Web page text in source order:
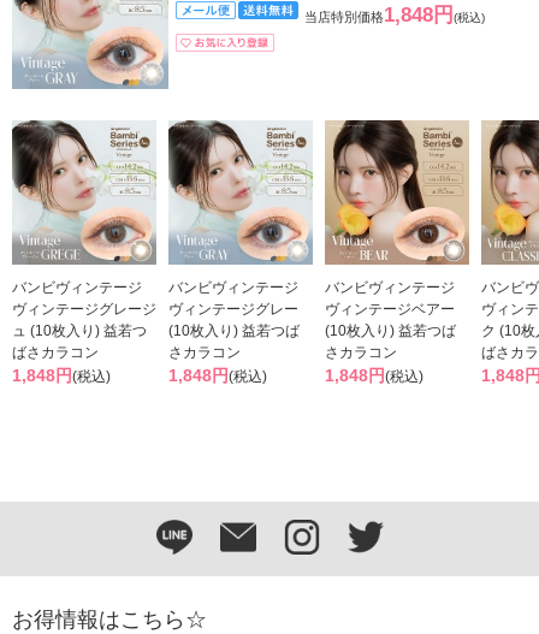
当店特別価格1,848円 (税込)
バンビヴィンテージ
ヴィンテージグレージ
ュ (10枚入り) 益若つ
ばさカラコン
1,848円(税込)
バンビヴィンテージ
ヴィンテージグレー
(10枚入り) 益若つば
さカラコン
1,848円(税込)
バンビヴィンテージ
ヴィンテージベアー
(10枚入り) 益若つば
さカラコン
1,848円(税込)
バンビ
ヴィン
ク (10
ばさカ
1,848
お得情報はこちら☆